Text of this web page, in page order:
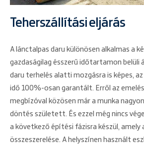
Teherszállítási eljárás
A lánctalpas daru különösen alkalmas a
gazdaságilag ésszerű időtartamon belüli
daru terhelés alatti mozgásra is képes,
idő 100%-osan garantált. Erről az
megbízóval közösen már a munka
döntés született. És ezzel még nincs
a következő építési fázisra készül,
összeszerelése. A helyszínen használt